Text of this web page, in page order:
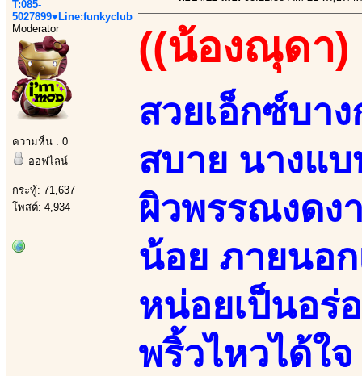
T:085-
5027899♥Line:funkyclub
Moderator
ความหื่น : 0
ออฟไลน์
กระทู้: 71,637
โพสต์: 4,934
((น้องณุดา)
สวยเอ็กซ์บา
สบาย นางแ
ผิวพรรณงดง
น้อย ภายนอ
หน่อยเป็นอร่
พริ้วไหวได้ใจ